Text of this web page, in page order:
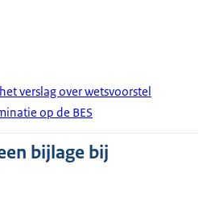
verslag over wetsvoorstel
op de BES
bijlage bij